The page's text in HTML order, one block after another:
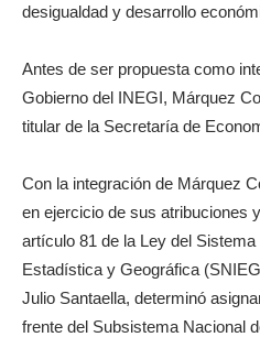
desigualdad y desarrollo
Antes de ser propuesta como
Gobierno del INEGI, Márquez
titular de la Secretaría de
Con la integración de Márquez
en ejercicio de sus atribuciones
artículo 81 de la Ley del
Estadística y Geográfica
Julio Santaella, determinó
frente del Subsistema Nacional